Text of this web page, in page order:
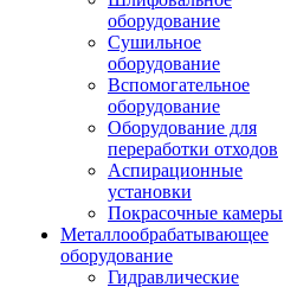
оборудование
Сушильное
оборудование
Вспомогательное
оборудование
Оборудование для
переработки отходов
Аспирационные
установки
Покрасочные камеры
Металлообрабатывающее
оборудование
Гидравлические